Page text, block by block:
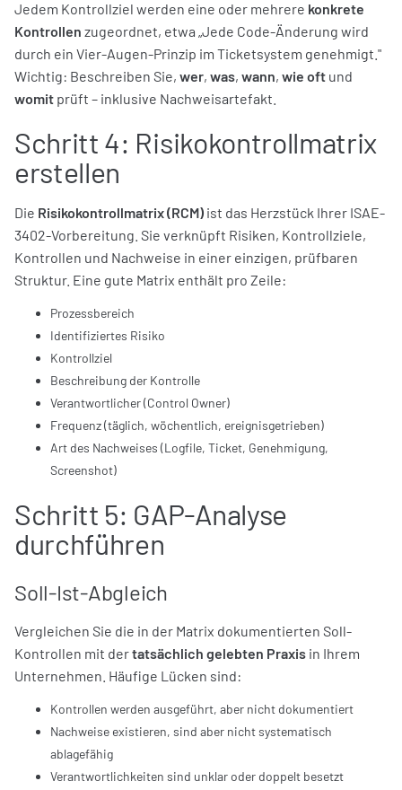
Jedem Kontrollziel werden eine oder mehrere konkrete
Kontrollen zugeordnet, etwa „Jede Code-Änderung wird
durch ein Vier-Augen-Prinzip im Ticketsystem genehmigt."
Wichtig: Beschreiben Sie, wer, was, wann, wie oft und
womit prüft – inklusive Nachweisartefakt.
Schritt 4: Risikokontrollmatrix
erstellen
Die Risikokontrollmatrix (RCM) ist das Herzstück Ihrer ISAE-
3402-Vorbereitung. Sie verknüpft Risiken, Kontrollziele,
Kontrollen und Nachweise in einer einzigen, prüfbaren
Struktur. Eine gute Matrix enthält pro Zeile:
Prozessbereich
Identifiziertes Risiko
Kontrollziel
Beschreibung der Kontrolle
Verantwortlicher (Control Owner)
Frequenz (täglich, wöchentlich, ereignisgetrieben)
Art des Nachweises (Logfile, Ticket, Genehmigung,
Screenshot)
Schritt 5: GAP-Analyse
durchführen
Soll-Ist-Abgleich
Vergleichen Sie die in der Matrix dokumentierten Soll-
Kontrollen mit dertatsächlich gelebten Praxis in Ihrem
Unternehmen. Häufige Lücken sind:
Kontrollen werden ausgeführt, aber nicht dokumentiert
Nachweise existieren, sind aber nicht systematisch
ablagefähig
Verantwortlichkeiten sind unklar oder doppelt besetzt